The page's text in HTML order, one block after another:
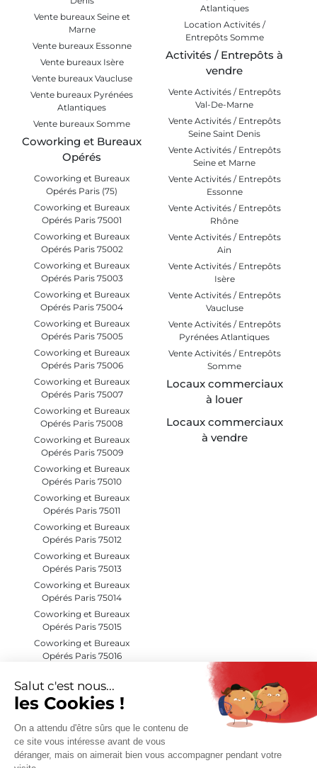
Vente bureaux Seine et
Marne
Vente bureaux Essonne
Vente bureaux Isère
Vente bureaux Vaucluse
Vente bureaux Pyrénées
Atlantiques
Vente bureaux Somme
Coworking et Bureaux
Opérés
Coworking et Bureaux
Opérés Paris (75)
Coworking et Bureaux
Opérés Paris 75001
Coworking et Bureaux
Opérés Paris 75002
Coworking et Bureaux
Opérés Paris 75003
Coworking et Bureaux
Opérés Paris 75004
Coworking et Bureaux
Opérés Paris 75005
Coworking et Bureaux
Opérés Paris 75006
Coworking et Bureaux
Opérés Paris 75007
Coworking et Bureaux
Opérés Paris 75008
Coworking et Bureaux
Opérés Paris 75009
Coworking et Bureaux
Opérés Paris 75010
Coworking et Bureaux
Opérés Paris 75011
Coworking et Bureaux
Opérés Paris 75012
Coworking et Bureaux
Opérés Paris 75013
Coworking et Bureaux
Opérés Paris 75014
Coworking et Bureaux
Opérés Paris 75015
Coworking et Bureaux
Opérés Paris 75016
Opérés Paris 75017
Coworking et Bureaux
Opérés Paris 75018
Coworking et Bureaux
Opérés Paris 75019
Coworking et Bureaux
Atlantiques
Location Activités /
Entrepôts Somme
Activités / Entrepôts à
vendre
Vente Activités / Entrepôts
Val-De-Marne
Vente Activités / Entrepôts
Seine Saint Denis
Vente Activités / Entrepôts
Seine et Marne
Vente Activités / Entrepôts
Essonne
Vente Activités / Entrepôts
Rhône
Vente Activités / Entrepôts
Ain
Vente Activités / Entrepôts
Isère
Vente Activités / Entrepôts
Vaucluse
Vente Activités / Entrepôts
Pyrénées Atlantiques
Vente Activités / Entrepôts
Somme
Locaux commerciaux
à louer
Locaux commerciaux
à vendre